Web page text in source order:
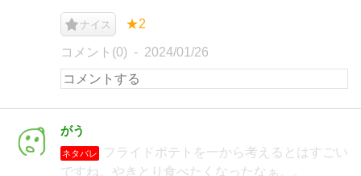
ナイス ★2
コメント(0) 2024/01/26
がう
ネタバレ
フライドポテトを一から考えるとはすごい
ですね。やきとり食べたくなったなぁ。。